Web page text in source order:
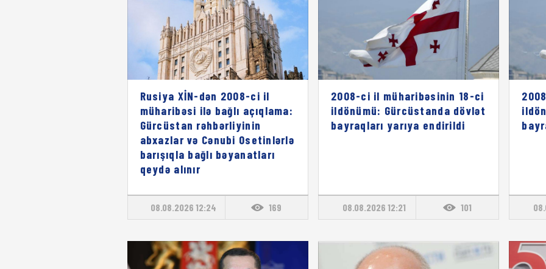
Rusiya XİN-dən 2008-ci il
müharibəsi ilə bağlı açıqlama:
Gürcüstan rəhbərliyinin
abxazlar və Cənubi Osetinlərlə
barışıqla bağlı bəyanatları
qeydə alınır
08.08.2026 12:24 169
2008-ci il müharibəsinin 18-ci
ildönümü: Gürcüstanda dövlət
bayraqları yarıya endirildi
08.08.2026 12:21 101